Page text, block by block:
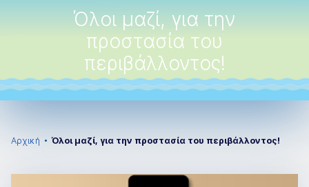
Όλοι μαζί, για την
προστασία του
περιβάλλοντος!
Αρχική Όλοι μαζί, για την προστασία του περιβάλλοντος!